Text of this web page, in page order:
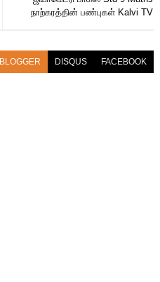
நாற்கரத்தின் பண்புகள் Kalvi TV
BLOGGER DISQUS FACEBOOK